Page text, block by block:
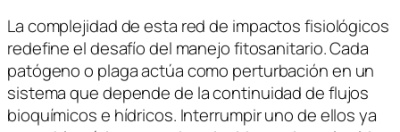
La complejidad de esta red de impactos fisiológicos
redefine el desafío del manejo fitosanitario. Cada
patógeno o plaga actúa como perturbación en un
sistema que depende de la continuidad de flujos
bioquímicos e hídricos. Interrumpir uno de ellos ya